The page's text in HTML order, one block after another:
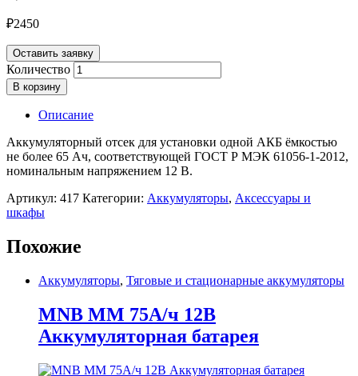
₽2450
Оставить заявку
Количество
В корзину
Описание
Аккумуляторный отсек для установки одной АКБ ёмкостью
не более 65 Ач, соответствующей ГОСТ Р МЭК 61056-1-2012,
номинальным напряжением 12 В.
Артикул: 417 Категории: Аккумуляторы, Аксессуары и
шкафы
Похожие
Аккумуляторы, Тяговые и стационарные аккумуляторы
MNB MM 75А/ч 12В
Аккумуляторная батарея